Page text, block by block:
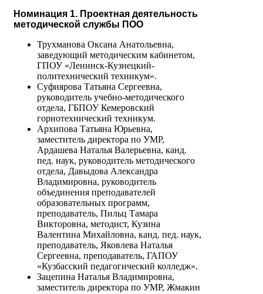
Номинация 1. Проектная деятельность
методической службы ПОО
Трухманова Оксана Анатольевна,
заведующий методическим кабинетом,
ГПОУ «Ленинск-Кузнецкий-
политехнический техникум».
Суфиярова Татьяна Сергеевна,
руководитель учебно-методического
отдела, ГБПОУ Кемеровский
горнотехнический техникум.
Архипова Татьяна Юрьевна,
заместитель директора по УМР,
Ардашева Наталья Валерьевна, канд.
пед. наук, руководитель методического
отдела, Давыдова Александра
Владимировна, руководитель
объединения преподавателей
образовательных программ,
преподаватель, Пильц Тамара
Викторовна, методист, Кузина
Валентина Михайловна, канд. пед. наук,
преподаватель, Яковлева Наталья
Сергеевна, преподаватель, ГАПОУ
«Кузбасский педагогический колледж».
Зацепина Наталья Владимировна,
заместитель директора по УМР, Жмакин